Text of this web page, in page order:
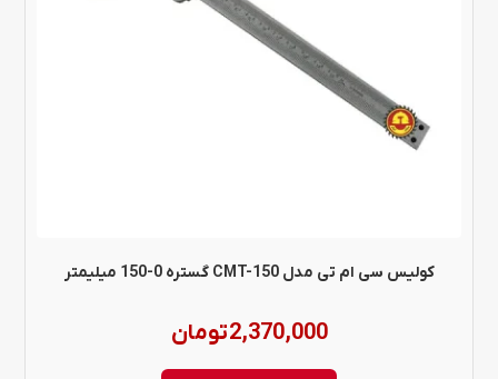
کولیس سی ام تی مدل CMT-150 گستره 0-150 میلیمتر
2,370,000تومان